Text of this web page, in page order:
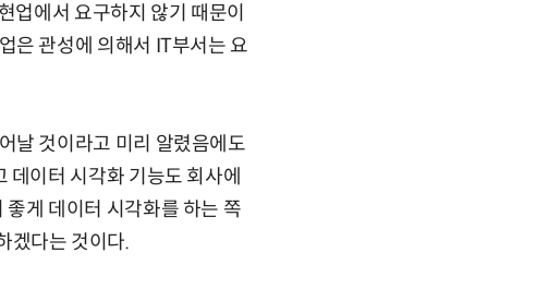
업에서 요구하지 않기 때문이
은 관성에 의해서 IT부서는 요
날 것이라고 미리 알렸음에도
이터 시각화 기능도 회사에
게 데이터 시각화를 하는 쪽
겠다는 것이다.